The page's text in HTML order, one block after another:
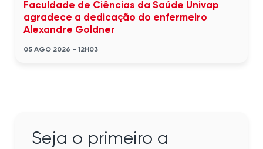
Faculdade de Ciências da Saúde Univap
agradece a dedicação do enfermeiro
Alexandre Goldner
05 AGO 2026 - 12H03
Seja o primeiro a